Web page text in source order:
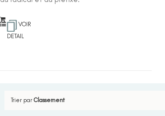
VOIR
DETAIL
Trier par Classement